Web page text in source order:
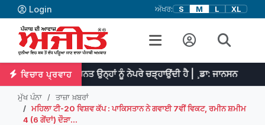
Login ਅੱਖਰ: S M L XL
ਵਿਚਾਰ ਪ੍ਰਵਾਹ
ਤੇ ਮਿਹਨਤ ਉਨ੍ਹਾਂ ਨੂੰ ਨੇਪਰੇ ਚੜ੍ਹਾਉਂਦੀ ਹੈ | ¸ਡਾ: ਜਾਨਸਨ ਪ੍ਰਤਿਭਾ
ਮੁੱਖ ਪੰਨਾ
ਤਾਜ਼ਾ ਖ਼ਬਰਾਂ
ਮਹਿਲਾ ਟੀ-20 ਵਿਸ਼ਵ ਕੱਪ : ਪਾਕਿਸਤਾਨ ਨੇ ਗਵਾਈ 7ਵੀਂ ਵਿਕਟ, ਰਮੀਨ ਸ਼ਮੀਮ
4 (6 ਗੇਂਦਾਂ) ਦੌੜਾ...